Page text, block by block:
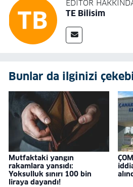
EDITÖR
TE Bilisim
Bunlar da ilginizi
Mutfaktaki yangın
rakamlara yansıdı:
Yoksulluk sınırı 100 bin
liraya dayandı!